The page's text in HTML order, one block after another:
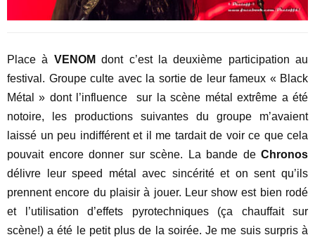
Place à VENOM dont c’est la deuxième participation au
festival. Groupe culte avec la sortie de leur fameux « Black
Métal » dont l’influence sur la scène métal extrême a été
notoire, les productions suivantes du groupe m’avaient
laissé un peu indifférent et il me tardait de voir ce que cela
pouvait encore donner sur scène. La bande de Chronos
délivre leur speed métal avec sincérité et on sent qu’ils
prennent encore du plaisir à jouer. Leur show est bien rodé
et l’utilisation d’effets pyrotechniques (ça chauffait sur
scène!) a été le petit plus de la soirée. Je me suis surpris à